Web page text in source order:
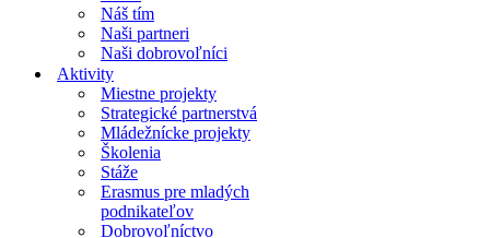
Náš tím
Naši partneri
Naši dobrovoľníci
Aktivity
Miestne projekty
Strategické partnerstvá
Mládežnícke projekty
Školenia
Stáže
Erasmus pre mladých
podnikateľov
Dobrovoľníctvo